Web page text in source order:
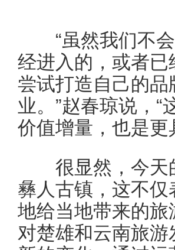
“虽然我们不会
经进入的，或者
尝试打造自己的
业。”赵春琼说，
价值增量，也是更
很显然，今天
彝人古镇，这不
地给当地带来的
对楚雄和云南旅